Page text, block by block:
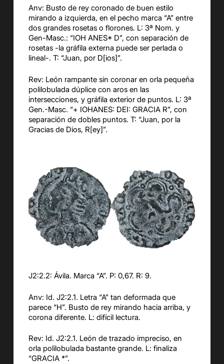
Anv: Busto de rey coronado de buen estilo
mirando a izquierda, en el pecho marca “A” entre
dos grandes rosetas o florones. L: 3ª Nom. y
Gen-Masc.: “IOH ANES* D”, con separación de
rosetas -la gráfila externa puede ser perlada o
lineal-. T: “Juan, por D[ios]”.
Rev: León rampante sin coronar en orla pequeña
polilobulada dúplice con aros en las
intersecciones, y gráfila exterior de puntos. L: 3ª
Gen.-Masc. “+ IOHANES: DEI: GRACIA R”, con
separación de dobles puntos. T: “Juan, por la
Gracias de Dios, R[ey]”.
J2:2.2: Ávila. Marca “A”. P: 0,67. R: 9.
Anv: Id. J2:2.1. Letra “A” tan deformada que
parece “H”. Busto de rey mirando hacia arriba, y
corona diferente. L: difícil lectura.
Rev: Id. J2:2.1. León de trazado impreciso, en
orla polilobulada bastante grande. L: finaliza
“GRACIA *”.